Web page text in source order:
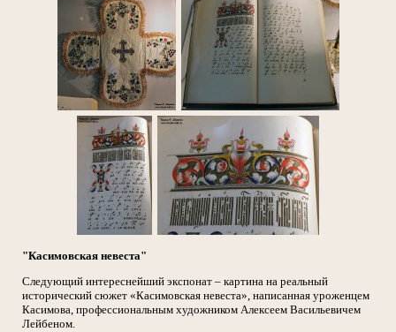
"Касимовская невеста"
Следующий интереснейший экспонат – картина на реальный
исторический сюжет «Касимовская невеста», написанная уроженцем
Касимова, профессиональным художником Алексеем Васильевичем
Лейбеном.